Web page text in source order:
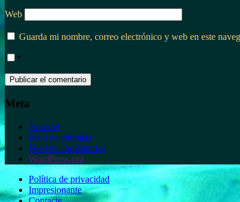
Web
Guarda mi nombre, correo electrónico y web en este
*
Meta
Acceder
Feed de entradas
Feed de comentarios
WordPress.org
Política de privacidad
Impresionante